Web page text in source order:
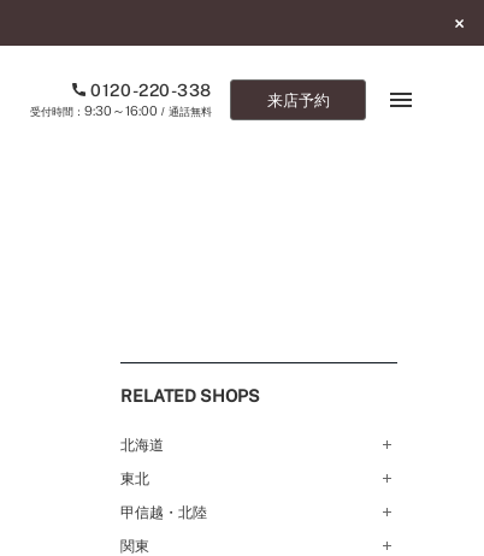
0120-220-338
9:30～16:00/ 通話無料
来店予約
0120-220-338
カタログ請求
お問い合わせ
RELATED SHOPS
北海道
札幌店（134）
函館店（180）
東北
弘前パークホテル店（180）
青森店（254）
甲信越・北陸
甲府店（63）
関東